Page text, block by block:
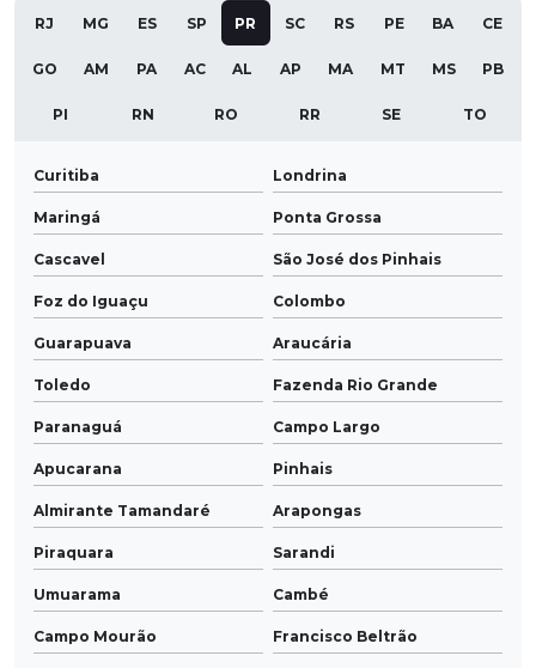
RJ MG ES SP PR SC RS PE BA CE
GO AM PA AC AL AP MA MT MS PB
PI RN RO RR SE TO
Curitiba Londrina
Maringá Ponta Grossa
Cascavel São José dos Pinhais
Foz do Iguaçu Colombo
Guarapuava Araucária
Toledo Fazenda Rio Grande
Paranaguá Campo Largo
Apucarana Pinhais
Almirante Tamandaré Arapongas
Piraquara Sarandi
Umuarama Cambé
Campo Mourão Francisco Beltrão